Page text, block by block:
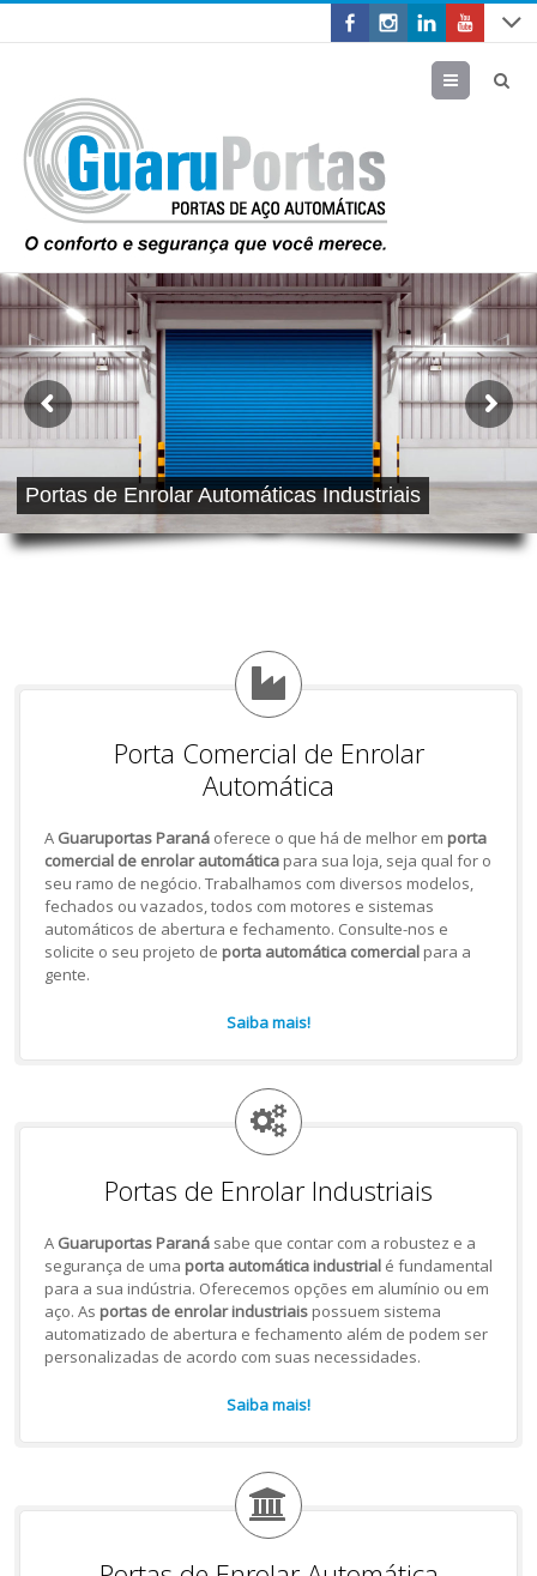
Menu
Portas de Enrolar Automáticas Industriais
Porta Comercial de Enrolar
Automática
A Guaruportas Paranáoferece o que há de melhor em porta
comercial de enrolar automáticapara sua loja, seja qual for o
seu ramo de negócio. Trabalhamos com diversos modelos,
fechados ou vazados, todos com motores e sistemas
automáticos de abertura e fechamento. Consulte-nos e
solicite o seu projeto de porta automática comercialpara a
gente.
Saiba mais!
Portas de Enrolar Industriais
A Guaruportas Paranásabe que contar com a robustez e a
segurança de uma porta automática industrialé fundamental
para a sua indústria. Oferecemos opções em alumínio ou em
aço. As portas de enrolar industriaispossuem sistema
automatizado de abertura e fechamento além de podem ser
personalizadas de acordo com suas necessidades.
Saiba mais!